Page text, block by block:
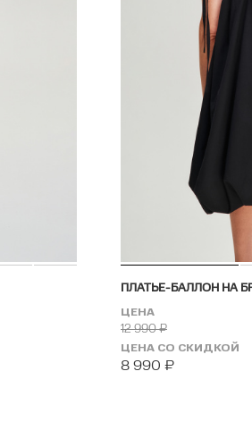
ПЛАТЬЕ-БАЛЛОН НА
ЦЕНА
12 990₽
ЦЕНА СО СКИДКОЙ
8 990 ₽